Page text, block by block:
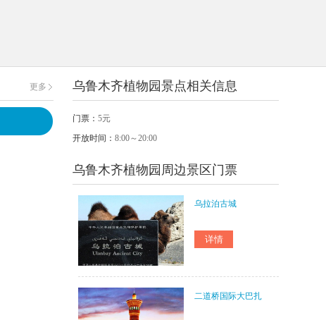
更多 乌鲁木齐植物园景点相关信息
门票： 5元
开放时间： 8:00～20:00
乌鲁木齐植物园周边景区门票
乌拉泊古城
二道桥国际大巴扎